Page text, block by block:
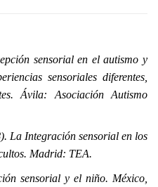
sensorial en el autismo y
sensoriales diferentes,
Ávila: Asociación Autismo
La Integración sensorial en los
Madrid: TEA.
sensorial y el niño. México,